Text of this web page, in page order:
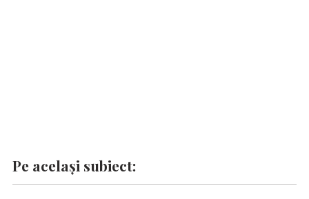
Pe același subiect: